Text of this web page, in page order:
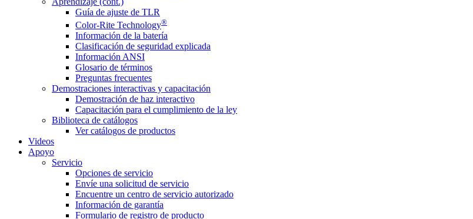
Guía de ajuste de TLR
Color-Rite Technology®
Información de la batería
Clasificación de seguridad explicada
Información ANSI
Glosario de términos
Preguntas frecuentes
Demostraciones interactivas y capacitación
Demostración de haz interactivo
Capacitación para el cumplimiento de la ley
Biblioteca de catálogos
Ver catálogos de productos
Videos
Apoyo
Servicio
Opciones de servicio
Envíe una solicitud de servicio
Encuentre un centro de servicio autorizado
Información de garantía
Formulario de registro de producto